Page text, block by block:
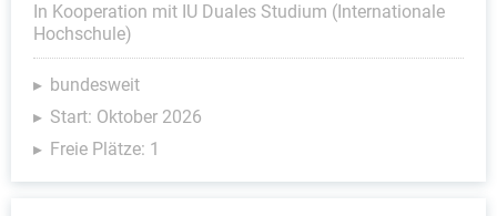
In Kooperation mit IU Duales Studium (Internationale
Hochschule)
bundesweit
Start: Oktober 2026
Freie Plätze: 1